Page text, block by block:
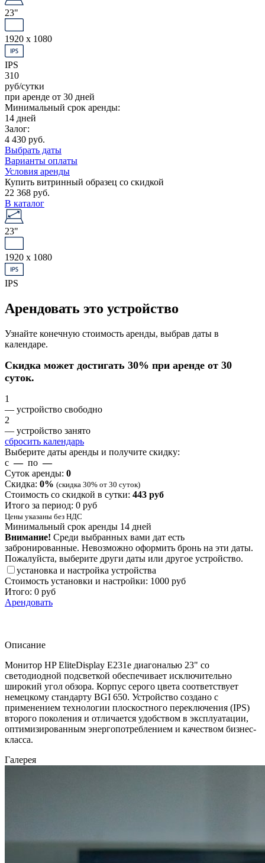
23"
1920 x 1080
IPS
310
руб/сутки
при аренде от 30 дней
Минимальный срок аренды:
14 дней
Залог:
4 430 руб.
Выбрать даты
Варианты оплаты
Условия аренды
Купить витринный образец со скидкой
22 368 руб.
В каталог
23"
1920 x 1080
IPS
Арендовать это устройство
Узнайте конечную стоимость аренды, выбрав даты в
календаре.
Скидка может достигать 30% при аренде от 30
суток.
1
— устройство свободно
2
— устройство занято
сбросить календарь
Выберите даты аренды и получите скидку:
с — по —
Суток аренды: 0
Скидка: 0% (скидка 30% от 30 суток)
Стоимость со скидкой в сутки: 443 руб
Итого за период: 0 руб
Цены указаны без НДС
Минимальный срок аренды 14 дней
Внимание! Среди выбранных вами дат есть
забронированные. Невозможно оформить бронь на эти даты.
Пожалуйста, выберите други даты или другое устройство.
установка и настройка устройства
Стоимость установки и настройки: 1000 руб
Итого: 0 руб
Арендовать
Описание
Монитор HP EliteDisplay E231e диагональю 23" со
светодиодной подсветкой обеспечивает исключительно
широкий угол обзора. Корпус серого цвета соответствует
немецкому стандарту BGI 650. Устройство создано с
применением технологии плоскостного переключения (IPS)
второго поколения и отличается удобством в эксплуатации,
оптимизированным энергопотреблением и качеством бизнес-
класса.
Галерея